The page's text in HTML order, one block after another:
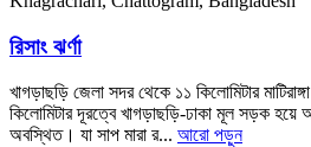
রিসাং ঝর্ণা
খাগড়াছড়ি জেলা সদর থেকে ১১ কিলোমিটার
কিলোমিটার দূরত্বে খাগড়াছড়ি-ঢাকা মূল সড়ক হয়ে
অবস্থিত। যা সাপ মারা র... আরো পড়ুন